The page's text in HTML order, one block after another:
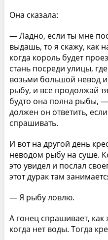
Она сказала:
— Ладно, если ты мне
выдашь, то я скажу, как
когда король будет
стань посреди улицы,
возьми большой невод
рыбу, и все продолжай
будто она полна рыбы,
должен он ответить,
спрашивать.
И вот на другой день
неводом рыбу на суше.
это увидел и послал
этот дурак там
— Я рыбу ловлю.
А гонец спрашивает,
когда нет воды. Тогда